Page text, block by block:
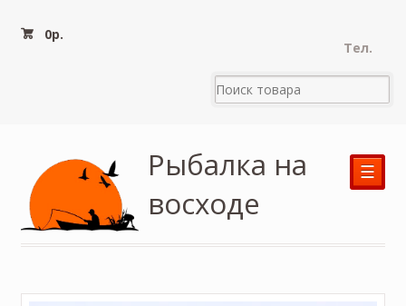
Тел.
0р.
Рыбалка на
восходе
☰